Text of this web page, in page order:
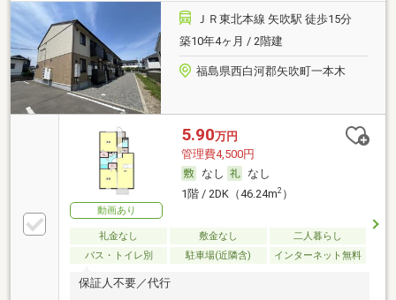
ＪＲ東北本線 矢吹駅 徒歩15分
築10年4ヶ月 / 2階建
福島県西白河郡矢吹町一本木
動画あり
5.90万円
管理費4,500円
なし
なし
1階 / 2DK（46.24m2）
礼金なし 敷金なし
二人暮らし
バス・トイレ別
駐車場(近隣含) インターネット無料
保証人不要／代行